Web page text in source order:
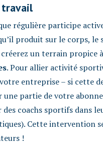
travail
régulière participe
produit sur le corps,
un terrain propice
. Pour allier activité
entreprise – si cette
partie de votre
coachs sportifs dans
Cette intervention
!